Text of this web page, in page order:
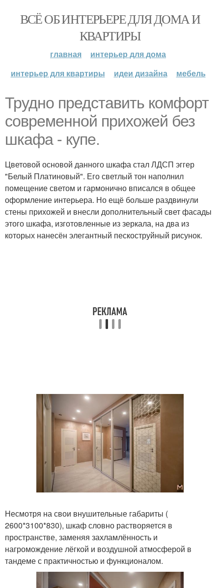
ВСЁ ОБ ИНТЕРЬЕРЕ ДЛЯ ДОМА И
КВАРТИРЫ
главная
интерьер для дома
интерьер для квартиры
идеи дизайна мебель
Трудно представить комфорт
современной прихожей без
шкафа - купе.
Цветовой основой данного шкафа стал ЛДСП эггер
"Белый Платиновый". Его светлый тон наполнил
помещение светом и гармонично вписался в общее
оформление интерьера. Но ещё больше раздвинули
стены прихожей и внесли дополнительный свет фасады
этого шкафа, изготовленные из зеркала, на два из
которых нанесён элегантный пескоструйный рисунок.
Несмотря на свои внушительные габариты (
2600*3100*830), шкаф словно растворяется в
пространстве, заменяя захламлённость и
нагромождение лёгкой и воздушной атмосферой в
тандеме с практичностью и функционалом.